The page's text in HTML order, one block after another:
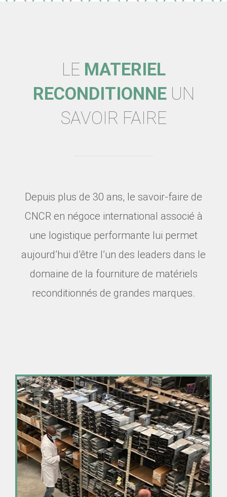
LE MATERIEL
RECONDITIONNEUN
SAVOIR FAIRE
Depuis plus de 30 ans, le savoir-faire de
CNCR en négoce international associé à
une logistique performante lui permet
aujourd’hui d’être l’un des leaders dans le
domaine de la fourniture de matériels
reconditionnés de grandes marques.